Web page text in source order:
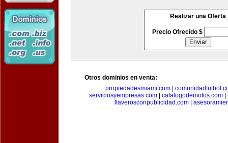
Realizar una Oferta
Precio Ofrecido $
Otros dominios en venta:
propiedadesmiami.com
serviciosyempresas.com
catalogodemotos.com
llaverosconpublicidad.com|